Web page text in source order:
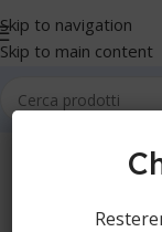
Skip to navigation
Skip to main content